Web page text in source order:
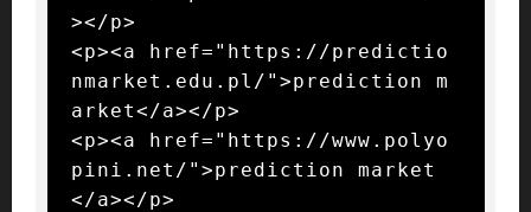
></p>
<p><a href="https://predictio
nmarket.edu.pl/">prediction m
arket</a></p>
<p><a href="https://www.polyo
pini.net/">prediction market
</a></p>